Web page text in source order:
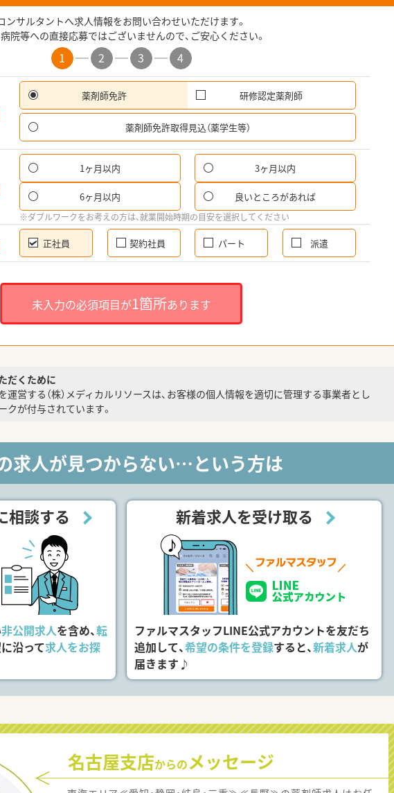
ンサルタントへ求人情報をお問い合わせいただけます。
病院等への直接応募ではございませんので、ご安心ください。
1 2 3 4
薬剤師免許 研修認定薬剤師
薬剤師免許取得見込（薬学生等）
1ヶ月以内 3ヶ月以内
6ヶ月以内 良いところがあれば
※ダブルワークをお考えの方は、就業開始時期の目安を選択してください
正社員 契約社員 パート 派遣
未入力の必須項目が1箇所あります
だくために
運営する（株）メディカルリソースは、お客様の個人情報を適切に管理する事業者とし
クが付与されています。
求人が見つからない…という方は
相談する
非公開求人を含め、転
沿って求人をお探
新着求人を受け取る
ファルマスタッフLINE公式アカウントを友だち
追加して、希望の条件を登録すると、新着求人が
届きます♪
名古屋支店からのメッセージ